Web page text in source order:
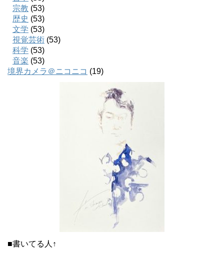
宗教 (53)
歴史 (53)
文学 (53)
視覚芸術 (53)
科学 (53)
音楽 (53)
境界カメラ＠ニコニコ (19)
■書いてる人↑